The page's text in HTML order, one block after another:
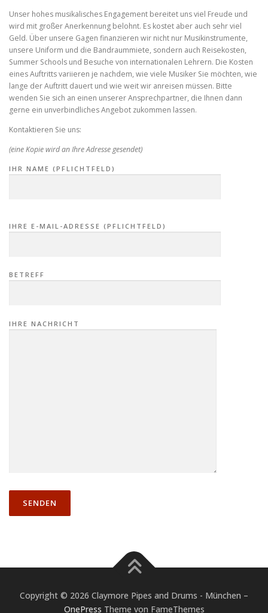
Unser hohes musikalisches Engagement bereitet uns viel Freude und
wird mit großer Anerkennung belohnt. Es kostet aber auch sehr viel
Geld. Über unsere Gagen finanzieren wir nicht nur Musikinstrumente,
unsere Uniform und die Bandraummiete, sondern auch Reisekosten,
Summer Schools und Besuche von internationalen Lehrern. Die Kosten
eines Auftritts variieren je nachdem, wie viele Musiker Sie möchten, wie
lange der Auftritt dauert und wie weit wir anreisen müssen. Bitte
wenden Sie sich an einen unserer Ansprechpartner, die Ihnen dann
gerne ein unverbindliches Angebot zukommen lassen.
Kontaktieren Sie uns:
(eine Kopie wird an Ihre Adresse gesendet)
IHR NAME (PFLICHTFELD)
I
L
A
D
IHRE E-MAIL-ADRESSE (PFLICHTFELD)
BETREFF
IHRE NACHRICHT
Copyright © 2026 Claymore Pipes and Drums - München –
OnePress Theme von FameThemes